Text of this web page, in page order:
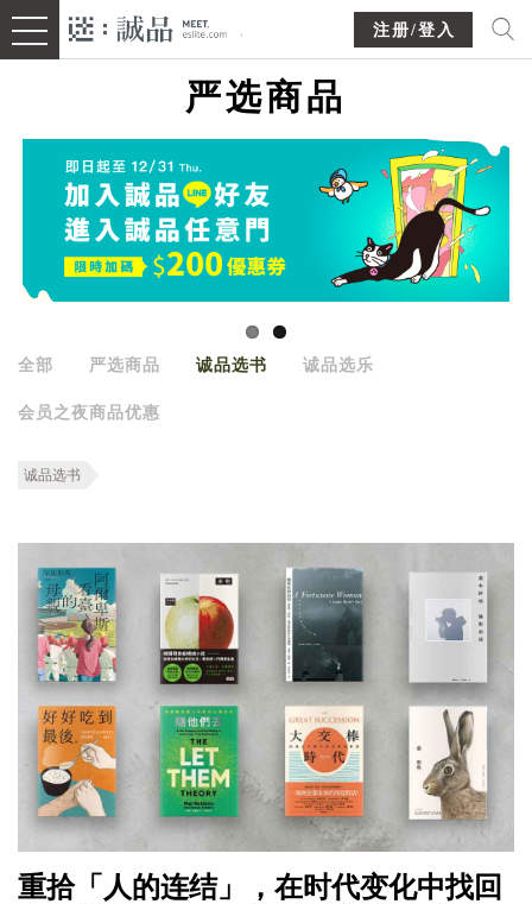
注册/登入
严选商品
全部 严选商品 诚品选书 诚品选乐
会员之夜商品优惠
诚品选书
重拾「人的连结」，在时代变化中找回